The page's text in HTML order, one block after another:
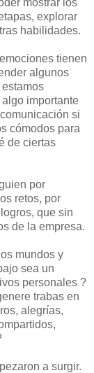
explorar
habilidades.
tienen
algunos
importante
si
cómodos para
de ciertas
por
retos, por
que sin
de la empresa.
mundos y
sea un
personales ?
trabas en
alegrías,
a surgir.